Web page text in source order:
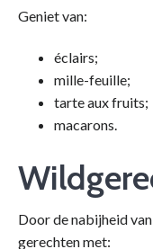
Geniet van:
éclairs;
mille-feuille;
tarte aux fruits;
macarons.
Door de nabijheid
gerechten met: